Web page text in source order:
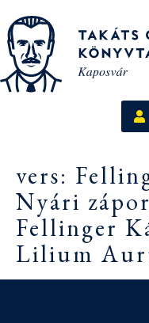
vers:
Nyári
Fellinger
Lilium